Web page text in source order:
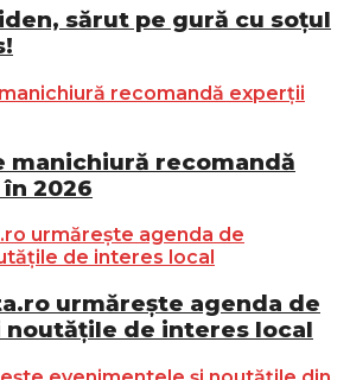
sărut pe gură cu soțul
manichiură recomandă
2026
urmărește agenda de
noutățile de interes local